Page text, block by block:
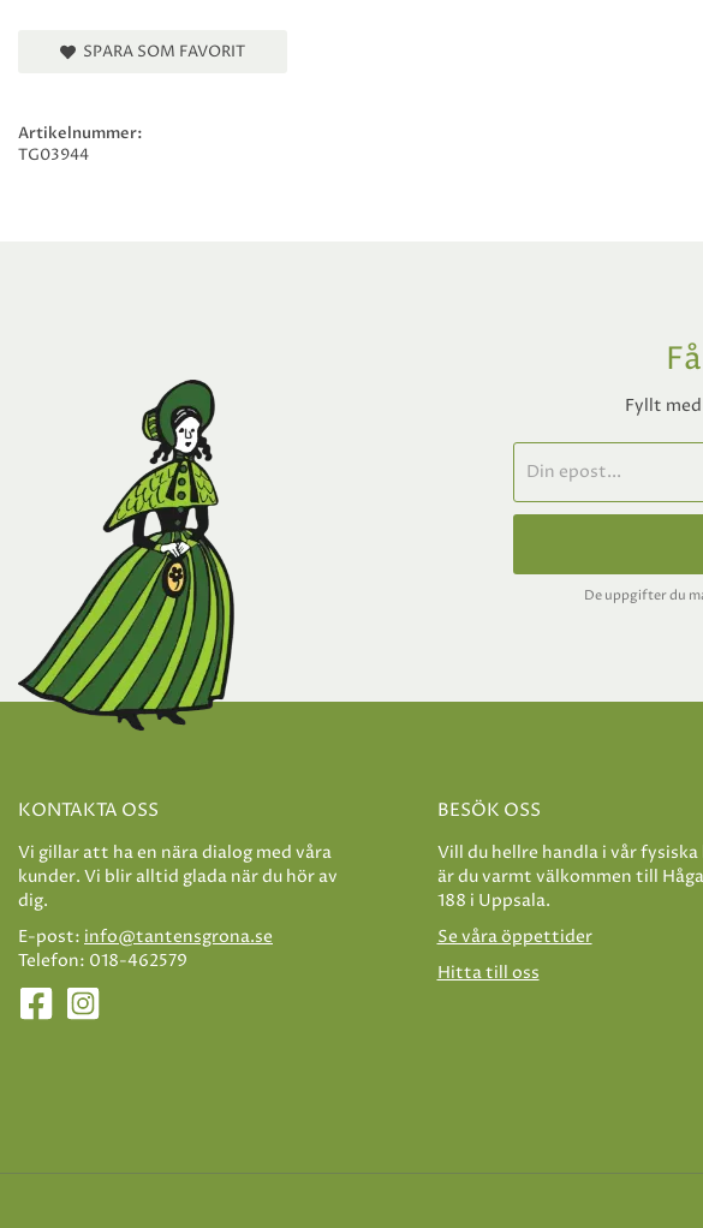
SPARA SOM FAVORIT
Artikelnummer:
TG03944
Fyllt
De uppgifter du
KONTAKTA OSS
Vi gillar att ha en nära dialog med våra
kunder. Vi blir alltid glada när du hör av
dig.
E-post: info@tantensgrona.se
Telefon: 018-462579
BESÖK OSS
Vill du hellre handla i vår
är du varmt välkommen till
188 i Uppsala.
Se våra öppettider
Hitta till oss